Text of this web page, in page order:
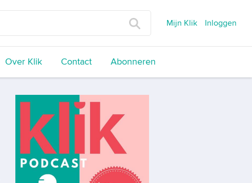
Mijn Klik Inloggen
Over Klik Contact Abonneren